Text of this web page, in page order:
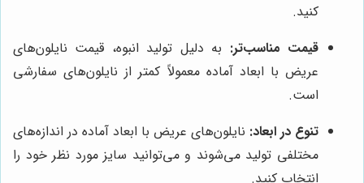
کنید.
قیمت مناسب‌تر: به دلیل تولید انبوه، قیمت نایلون‌های
عریض با ابعاد آماده معمولاً کمتر از نایلون‌های سفارشی
است.
تنوع در ابعاد: نایلون‌های عریض با ابعاد آماده در اندازه‌های
مختلفی تولید می‌شوند و می‌توانید سایز مورد نظر خود را
انتخاب کنید.